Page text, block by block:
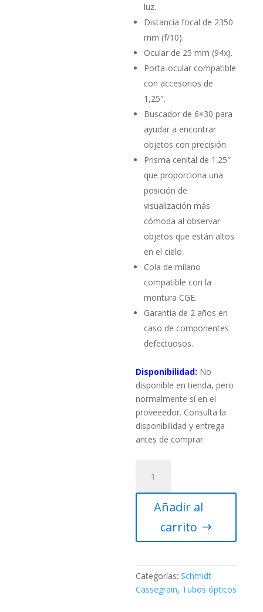
luz.
Distancia focal de 2350
mm (f/10).
Ocular de 25 mm (94x).
Porta-ocular compatible
con accesorios de
1,25″.
Buscador de 6×30 para
ayudar a encontrar
objetos con precisión.
Prisma cenital de 1.25″
que proporciona una
posición de
visualización más
cómoda al observar
objetos que están altos
en el cielo.
Cola de milano
compatible con la
montura CGE.
Garantía de 2 años en
caso de componentes
defectuosos.
Disponibilidad: No
disponible en tienda, pero
normalmente sí en el
proveeedor. Consulta la
disponibilidad y entrega
antes de comprar.
óptico
Celestron
C925-
(platina
Añadir al
carrito
Categorías:Schmidt-
Cassegrain, Tubos ópticos